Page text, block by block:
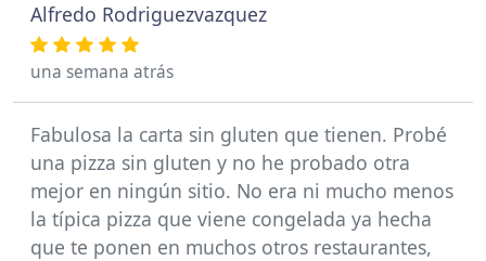
Alfredo Rodriguezvazquez
una semana atrás
Fabulosa la carta sin gluten que tienen. Probé
una pizza sin gluten y no he probado otra
mejor en ningún sitio. No era ni mucho menos
la típica pizza que viene congelada ya hecha
que te ponen en muchos otros restaurantes,